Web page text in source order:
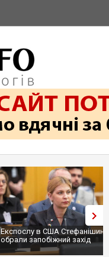
Експослу в США
обрали запобіжний захід